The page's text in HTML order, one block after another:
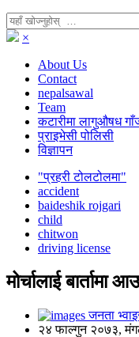
×
About Us
Contact
nepalsawal
Team
कटारीमा लागुऔषध
प्राइभेसी पोलिसी
विज्ञापन
"प्रहरी टोलटोलमा"
accident
baideshik rojgari
child
chitwon
driving license
मोर्चालाई
जनता
२४ फाल्गुन २०७३,